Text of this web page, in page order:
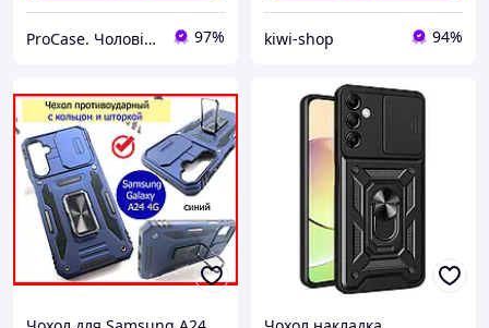
ProCase. Чоловічі чохли 97% kiwi-shop 94%